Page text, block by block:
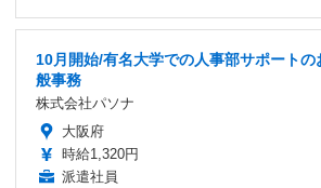
10月開始/有名大学での人事部サポート
般事務
株式会社パソナ
大阪府
時給1,320円
派遣社員